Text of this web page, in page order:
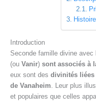
Histoire
Introduction
Seconde famille divine avec
(ou Vanir) sont associés à
eux sont des divinités liées
de Vanaheim . Leur plus
et populaires que celles